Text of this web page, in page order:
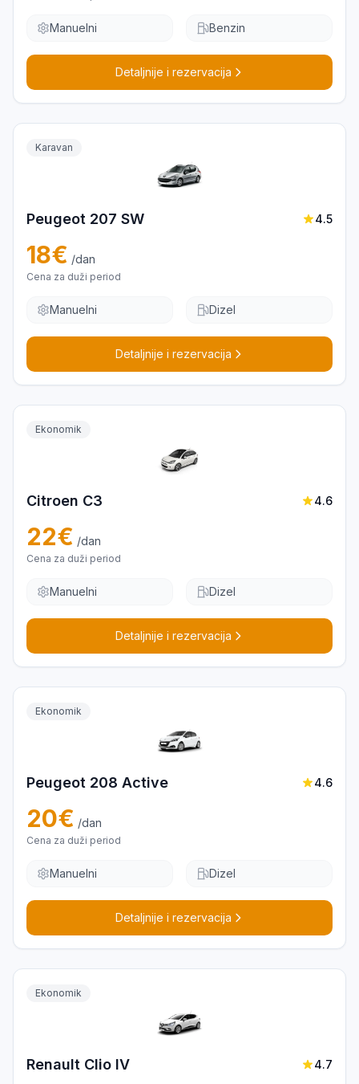
Manuelni Benzin
Detaljnije i rezervacija
Karavan
Peugeot 207 SW 4.5
18€ /dan
Cena za duži period
Manuelni Dizel
Detaljnije i rezervacija
Ekonomik
Citroen C3 4.6
22€ /dan
Cena za duži period
Manuelni Dizel
Detaljnije i rezervacija
Ekonomik
Peugeot 208 Active 4.6
20€ /dan
Cena za duži period
Manuelni Dizel
Detaljnije i rezervacija
Ekonomik
Renault Clio IV 4.7